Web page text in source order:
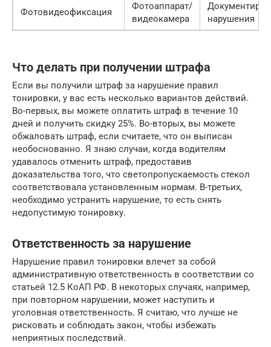
Фотовидеофиксация
Фотоаппарат/
видеокамера
нарушения
Что делать при получении штрафа
Если вы получили штраф за нарушение правил
тонировки, у вас есть несколько вариантов действий.
Во-первых, вы можете оплатить штраф в течение 10
дней и получить скидку 25%. Во-вторых, вы можете
обжаловать штраф, если считаете, что он выписан
необоснованно. Я знаю случаи, когда водителям
удавалось отменить штраф, предоставив
доказательства того, что светопропускаемость стекол
соответствовала установленным нормам. В-третьих,
необходимо устранить нарушение, то есть снять
недопустимую тонировку.
Ответственность за нарушение
Нарушение правил тонировки влечет за собой
административную ответственность в соответствии со
статьей 12.5 КоАП РФ. В некоторых случаях, например,
при повторном нарушении, может наступить и
уголовная ответственность. Я считаю, что лучше не
рисковать и соблюдать закон, чтобы избежать
неприятных последствий.